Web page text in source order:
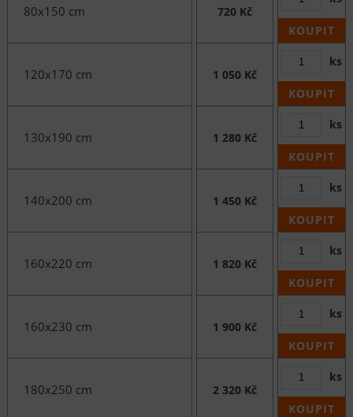
80x150 cm 720 Kč
KOUPIT
120x170 cm 1 050 Kč
ks
KOUPIT
130x190 cm 1 280 Kč
ks
KOUPIT
140x200 cm 1 450 Kč
ks
KOUPIT
160x220 cm 1 820 Kč
ks
KOUPIT
160x230 cm 1 900 Kč
ks
KOUPIT
180x250 cm 2 320 Kč
ks
KOUPIT